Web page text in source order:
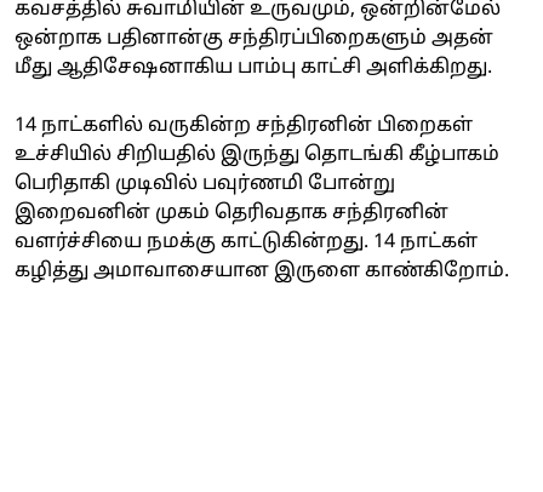
கவசத்தில் சுவாமியின் உருவமும், ஒன்றின்மேல்
ஒன்றாக பதினான்கு சந்திரப்பிறைகளும் அதன்
மீது ஆதிசேஷனாகிய பாம்பு காட்சி அளிக்கிறது.
14 நாட்களில் வருகின்ற சந்திரனின் பிறைகள்
உச்சியில் சிறியதில் இருந்து தொடங்கி கீழ்பாகம்
பெரிதாகி முடிவில் பவுர்ணமி போன்று
இறைவனின் முகம் தெரிவதாக சந்திரனின்
வளர்ச்சியை நமக்கு காட்டுகின்றது. 14 நாட்கள்
கழித்து அமாவாசையான இருளை காண்கிறோம்.